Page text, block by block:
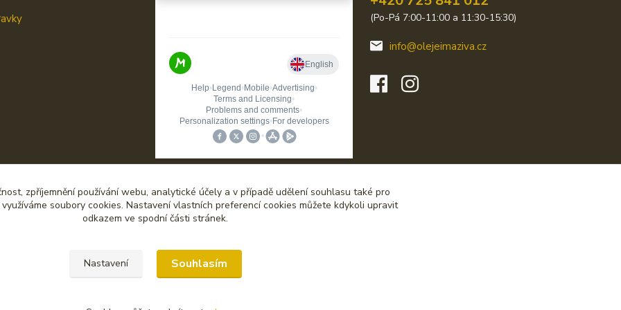
(Po-Pá 7:00-11:00 a 11:30-15:30)
info@olejeimaziva.cz
Upravit sběr cookies.
zpříjemnění používání webu, analytické účely a v případě udělení souhlasu také pro
soubory cookies. Nastavení vlastních preferencí cookies můžete kdykoli upravit
odkazem ve spodní části stránek.
Nastavení Souhlasím